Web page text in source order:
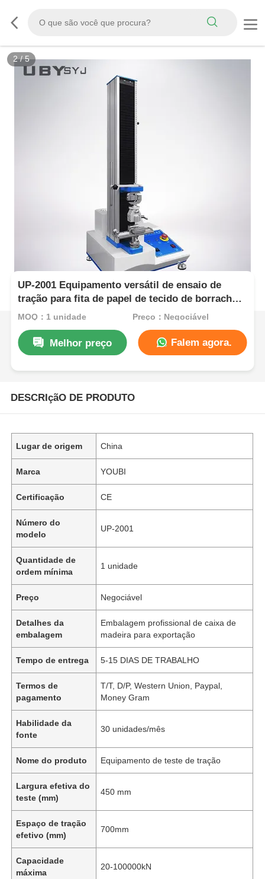
2/5
UP-2001 Equipamento versátil de ensaio de
tração para fita de papel de tecido de borracha
de plástico
MOQ：1 unidade Preço：Negociável
Melhor preço Falem agora.
DESCRIçãO DE PRODUTO
Lugar de origem China
Marca YOUBI
Certificação CE
Número do
modelo
UP-2001
Quantidade de
ordem mínima
1 unidade
Preço Negociável
Detalhes da
embalagem
Embalagem profissional de caixa de
madeira para exportação
Tempo de entrega 5-15 DIAS DE TRABALHO
Termos de
pagamento
T/T, D/P, Western Union, Paypal,
Money Gram
Habilidade da
fonte
30 unidades/mês
Nome do produto Equipamento de teste de tração
Largura efetiva do
teste (mm)
450 mm
Espaço de tração
efetivo (mm)
700mm
Capacidade
máxima
20-100000kN